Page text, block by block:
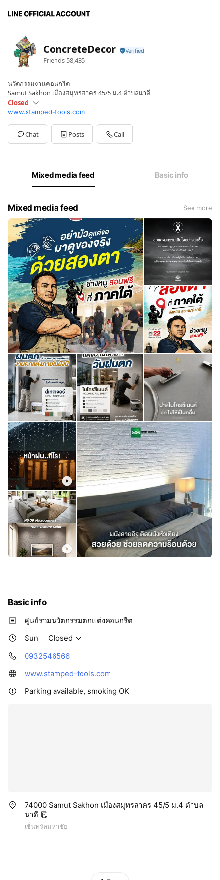
ConcreteDecor
Friends 58,435
นวัตกรรมงานคอนกรีต
Samut Sakhon เมืองสมุทรสาคร 45/5 ม.4 ตำบลนาดี
Closed
Mon08:00 - 17:00
SunClosed
www.stamped-tools.com
Chat Posts Call
Mixed media feed Basic info
Mixed media feed See more
Basic info
ศูนย์รวมนวัตกรรมตกแต่งคอนกรีต
Sun
Closed
0932546566
www.stamped-tools.com
Parking available, smoking OK
74000 Samut Sakhon เมืองสมุทรสาคร 45/5 ม.4 ตำบล
นาดี
เซ็นทรัลมหาชัย